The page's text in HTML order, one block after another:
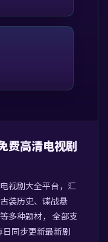
费高清电视剧
视剧大全平台，汇
装历史、谍战悬
多种题材， 全部支
同步更新最新剧